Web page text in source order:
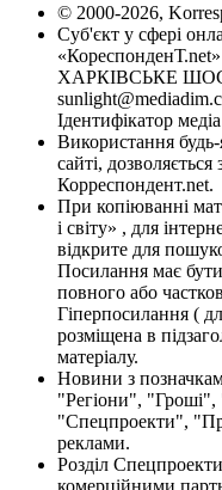
© 2000-2026,
Суб'єкт у сфері
ХАРКІВСЬКЕ
Ідентифікатор
Використання
сайті,
Корреспондент.net.
При копіюванні
і світу» , для
відкрите для
Посилання має
повного або
Гіперпосилання (
розміщена в
матеріалу.
Новини з
"Регіони",
"Спецпроекти",
реклами.
Розділ
комерційними